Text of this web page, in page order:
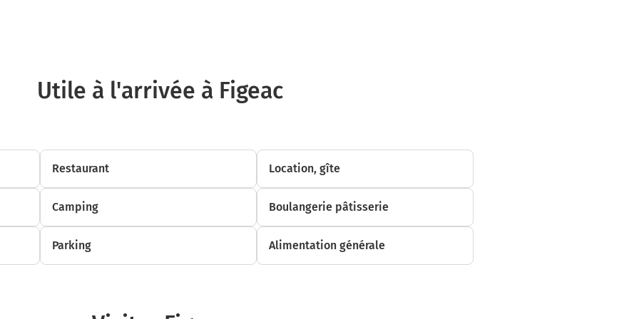
à droite sur D19 et continuer sur 4,1 kilomètres
Utile à l'arrivée à Figeac
Restaurant Location, gîte
Camping Boulangerie pâtisserie
Parking Alimentation générale